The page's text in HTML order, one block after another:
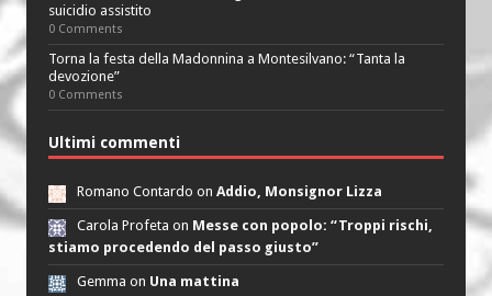
suicidio assistito
0 Comments
Torna la festa della Madonnina a Montesilvano: “Tanta la
devozione”
0 Comments
Ultimi commenti
Romano Contardo on Addio, Monsignor Lizza
Carola Profeta on Messe con popolo: “Troppi rischi,
stiamo procedendo del passo giusto”
Gemma on Una mattina